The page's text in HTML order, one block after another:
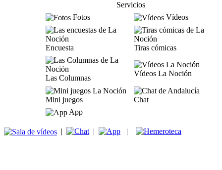
Servicios
Fotos
Vídeos
Encuesta Tiras cómicas
Las Columnas
Vídeos La Noción
Mini juegos
Chat
App
| | |